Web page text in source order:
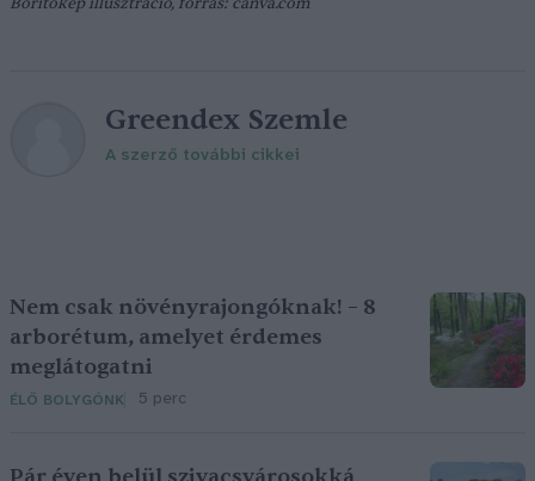
Greendex Szemle
A szerző további cikkei
Nem csak növényrajongóknak! – 8
arborétum, amelyet érdemes
meglátogatni
ÉLŐ BOLYGÓNK 5 perc